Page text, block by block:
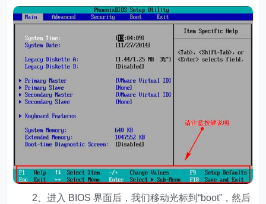
2、进入 BIOS 界面后，我们移动光标到“boot”，然后